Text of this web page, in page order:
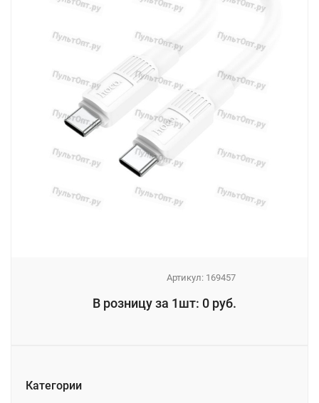
Артикул: 169457
В розницу за 1шт: 0 руб.
Категории